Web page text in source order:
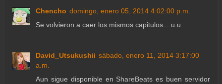
Chencho domingo, enero 05, 2014 4:02:00 p.m.
Se volvieron a caer los mismos capitulos... u.u
David_Utsukushii sábado, enero 11, 2014 3:17:00
a.m.
Aun sigue disponible en ShareBeats es buen servidor